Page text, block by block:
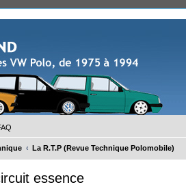
La R.T.P (Revue Technique Polomobile)
essence